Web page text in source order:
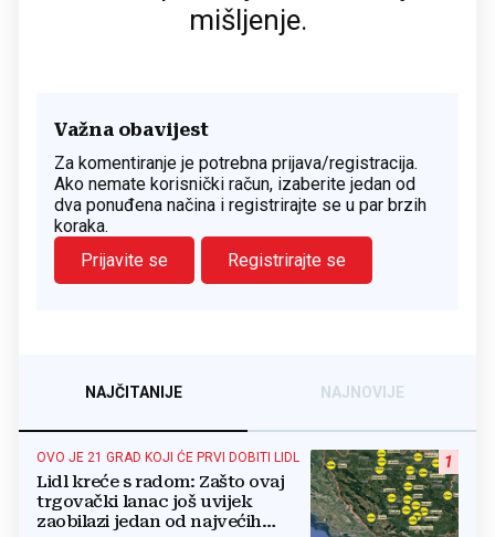
mišljenje.
Važna obavijest
Za komentiranje je potrebna prijava/registracija.
Ako nemate korisnički račun, izaberite jedan od
dva ponuđena načina i registrirajte se u par brzih
koraka.
Prijavite se
Registrirajte se
NAJČITANIJE NAJNOVIJE
1
OVO JE 21 GRAD KOJI ĆE PRVI DOBITI LIDL
Lidl kreće s radom: Zašto ovaj
trgovački lanac još uvijek
zaobilazi jedan od najvećih